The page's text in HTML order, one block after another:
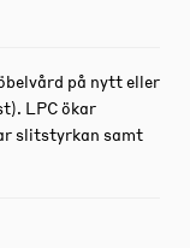
på nytt eller
LPC ökar
slitstyrkan samt